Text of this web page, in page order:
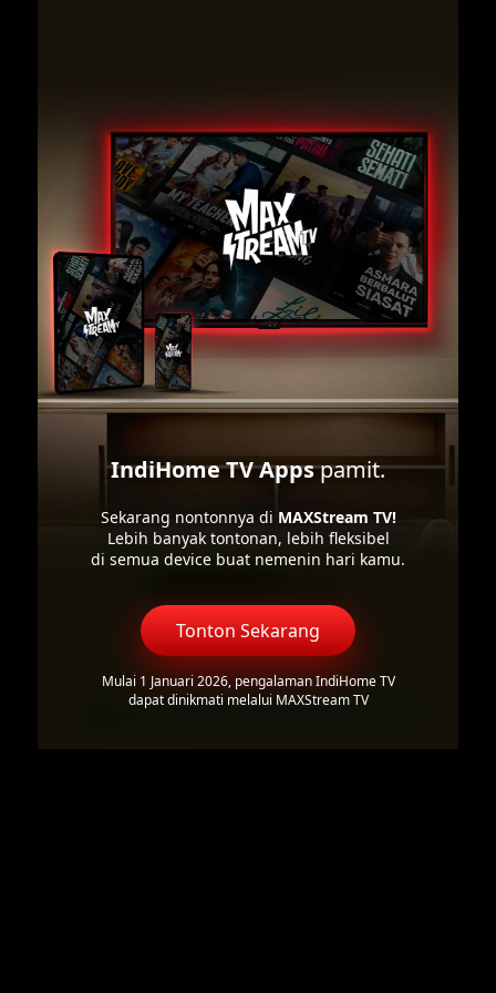
IndiHome TV Appspamit.
Sekarang nontonnya di MAXStream TV!
Lebih banyak tontonan, lebih fleksibel
di semua device buat nemenin hari kamu.
Tonton Sekarang
Mulai 1 Januari 2026, pengalaman IndiHome TV
dapat dinikmati melalui MAXStream TV